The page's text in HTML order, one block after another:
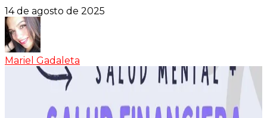
14 de agosto de 2025
Mariel Gadaleta